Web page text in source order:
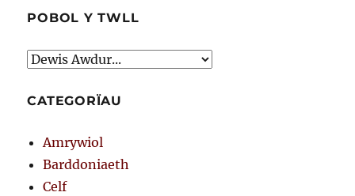
POBOL Y TWLL
CATEGORÏAU
Amrywiol
Barddoniaeth
Celf